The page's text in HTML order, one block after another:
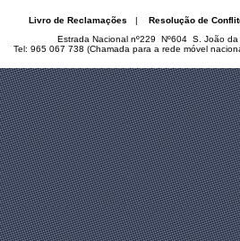
Livro de Reclamações | Resolução de
Estrada Nacional nº229 Nº604 S. João
Tel: 965 067 738 (Chamada para a rede móvel